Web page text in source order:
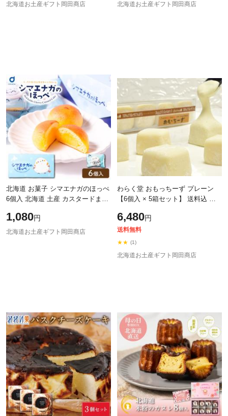
北海道お土産ギフト岡田商店
北海道お土産ギフト岡田商店
北海道 お菓子 シマエナガのほっぺ
6個入 北海道 土産 カスタードまん
わいい 北海道限定 スイーツ お菓
1,080円
北海道お土産ギフト岡田商店
わらく堂 おもっちーず プレーン
【6個入 × 5箱セット】 送料込 送
ギフト プレゼント お中元 ギフト
6,480円
送料無料
★★ (1)
北海道お土産ギフト岡田商店